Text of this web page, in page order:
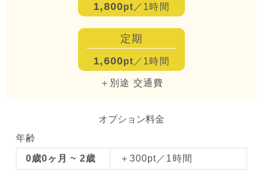
1,800pt ／1時間
定期
1,600pt ／1時間
＋別途 交通費
オプション料金
年齢
0歳0ヶ月 ~ 2歳 ＋300pt／1時間